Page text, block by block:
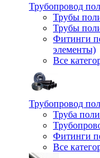
Трубопровод
Трубы
Трубы
Фитинги
элементы)
Все
Трубопровод
Труба
Фитинги
Все